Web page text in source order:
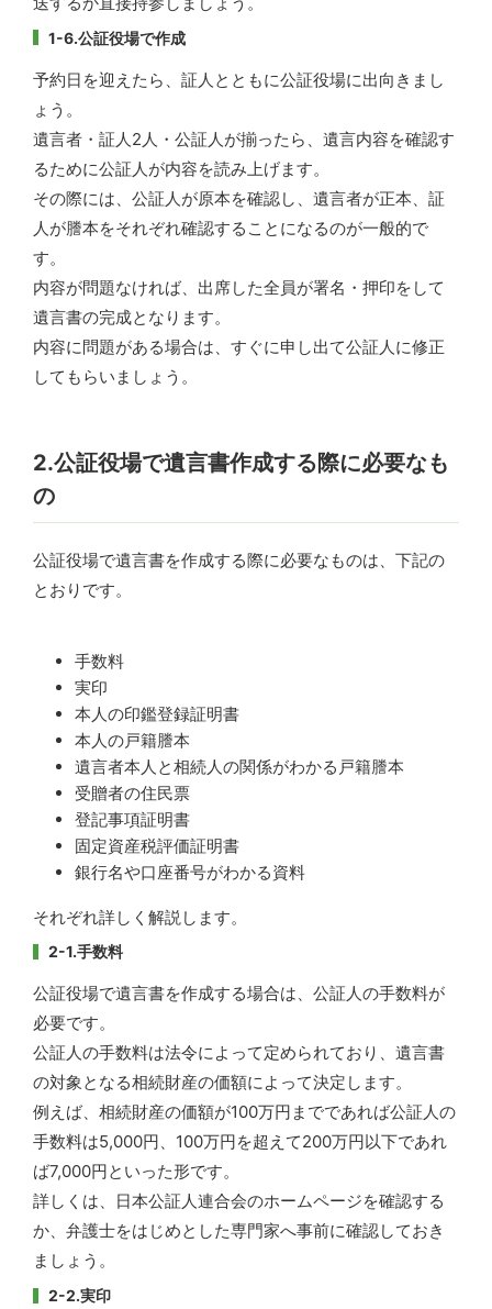
1-6.公証役場で作成
予約日を迎えたら、証人とともに公証役場に出向きまし
ょう。
遺言者・証人2人・公証人が揃ったら、遺言内容を確認す
るために公証人が内容を読み上げます。
その際には、公証人が原本を確認し、遺言者が正本、証
人が謄本をそれぞれ確認することになるのが一般的で
す。
内容が問題なければ、出席した全員が署名・押印をして
遺言書の完成となります。
内容に問題がある場合は、すぐに申し出て公証人に修正
してもらいましょう。
2.公証役場で遺言書作成する際に必要なも
の
公証役場で遺言書を作成する際に必要なものは、下記の
とおりです。
手数料
実印
本人の印鑑登録証明書
本人の戸籍謄本
遺言者本人と相続人の関係がわかる戸籍謄本
受贈者の住民票
登記事項証明書
固定資産税評価証明書
銀行名や口座番号がわかる資料
それぞれ詳しく解説します。
2-1.手数料
公証役場で遺言書を作成する場合は、公証人の手数料が
必要です。
公証人の手数料は法令によって定められており、遺言書
の対象となる相続財産の価額によって決定します。
例えば、相続財産の価額が100万円までであれば公証人の
手数料は5,000円、100万円を超えて200万円以下であれ
ば7,000円といった形です。
詳しくは、日本公証人連合会のホームページを確認する
か、弁護士をはじめとした専門家へ事前に確認しておき
ましょう。
2-2.実印